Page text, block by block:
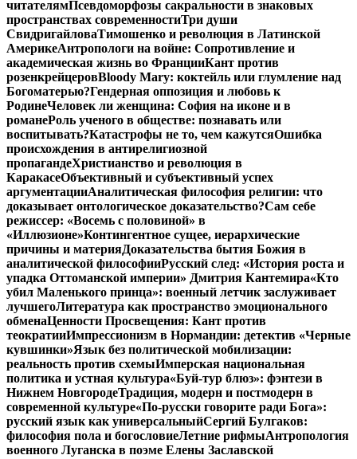
читателямПсевдоморфозы сакральности в знаковых
пространствах современностиТри души
СвидригайловаТимошенко и революция в Латинской
АмерикеАнтропологи на войне: Сопротивление и
академическая жизнь во ФранцииКант против
розенкрейцеровBloody Mary: коктейль или глумление над
Богоматерью?Гендерная оппозиция и любовь к
РодинеЧеловек ли женщина: София на иконе и в
романеРоль ученого в обществе: познавать или
воспитывать?Катастрофы не то, чем кажутсяОшибка
происхождения в антирелигиозной
пропагандеХристианство и революция в
КаракасеОбъективный и субъективный успех
аргументацииАналитическая философия религии: что
доказывает онтологическое доказательство?Сам себе
режиссер: «Восемь с половиной» в
«Иллюзионе»Контингентное сущее, иерархические
причины и материяДоказательства бытия Божия в
аналитической философииРусский след: «История роста и
упадка Оттоманской империи» Дмитрия Кантемира«Кто
убил Маленького принца»: военный летчик заслуживает
лучшегоЛитература как пространство эмоционального
обменаЦенности Просвещения: Кант против
теократииИмпрессионизм в Нормандии: детектив «Черные
кувшинки»Язык без политической мобилизации:
реальность против схемыИмперская национальная
политика и устная культура«Буй-тур блюз»: фэнтези в
Нижнем НовгородеТрадиция, модерн и постмодерн в
современной культуре«По-русски говорите ради Бога»:
русский язык как универсальныйСергий Булгаков:
философия пола и богословиеЛетние рифмыАнтропология
военного Луганска в поэме Елены Заславской